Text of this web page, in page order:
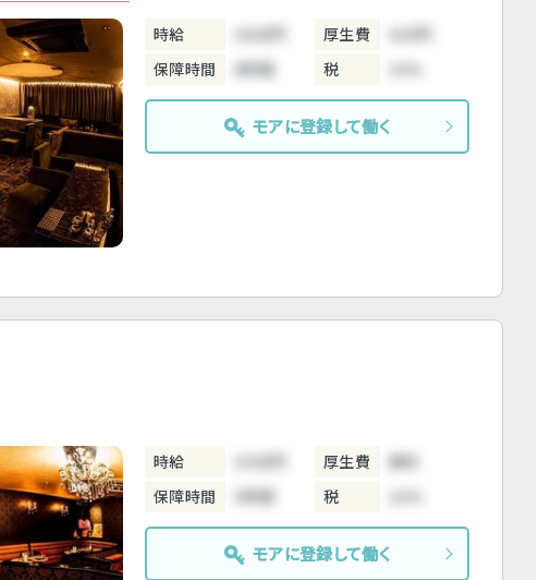
時給 3000円 厚生費
保障時間
6時間 税
モアに登録して働く
時給 3300円 厚生費
無料
保障時間
5時間 税
モアに登録して働く